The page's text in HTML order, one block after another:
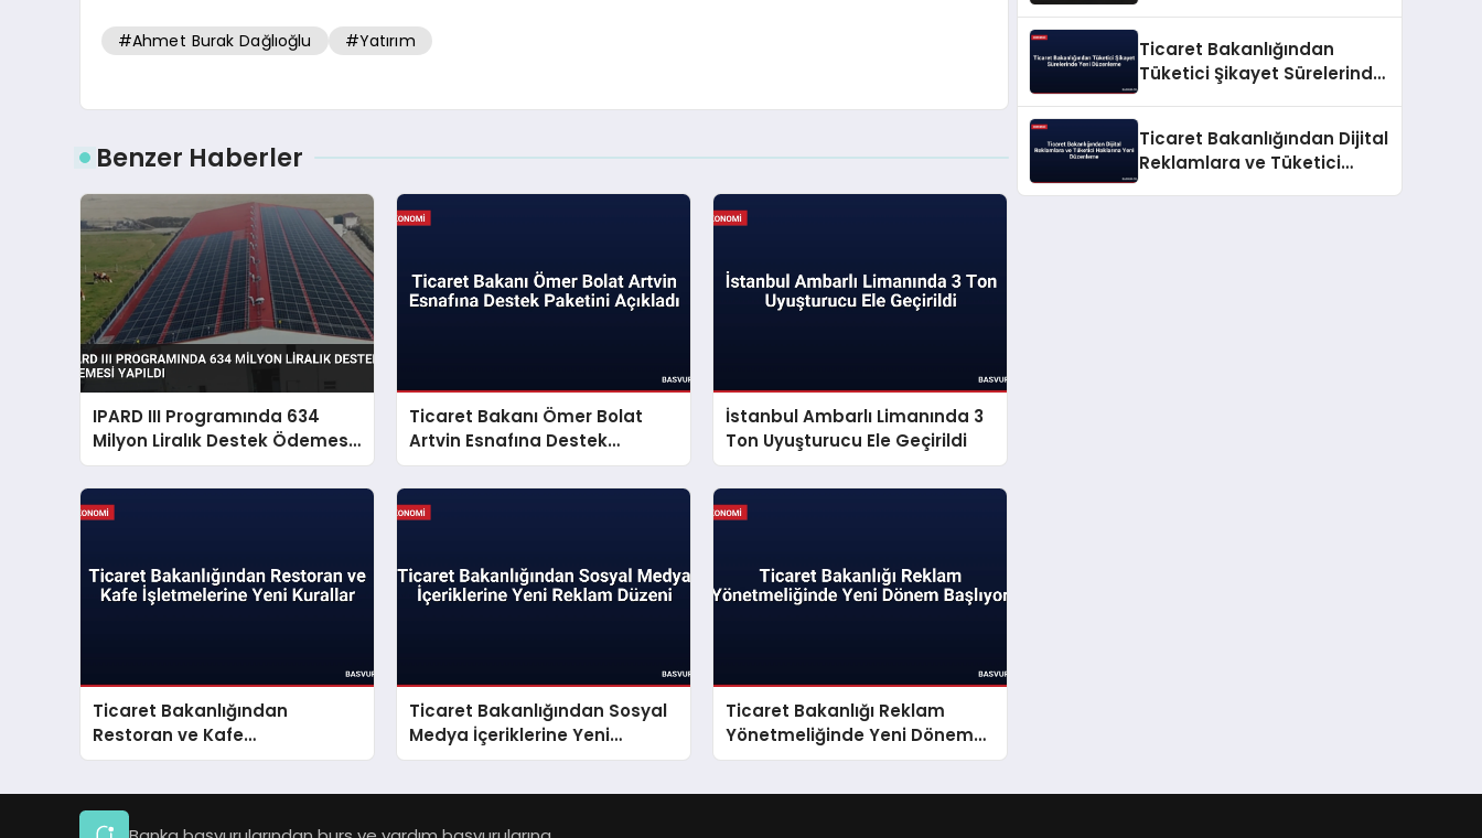
#Ahmet Burak Dağlıoğlu #Yatırım
Benzer Haberler
IPARD III Programında 634
Milyon Liralık Destek Ödemesi
Yapıldı
Ticaret Bakanı Ömer Bolat
Artvin Esnafına Destek
Paketini Açıkladı
İstanbul Ambarlı Limanında 3
Ton Uyuşturucu Ele Geçirildi
Ticaret Bakanlığından
Restoran ve Kafe
İşletmelerine Yeni Kurallar
Ticaret Bakanlığından Sosyal
Medya İçeriklerine Yeni
Reklam Düzeni
Ticaret Bakanlığı Reklam
Yönetmeliğinde Yeni Dönem
Başlıyor
Ticaret Bakanlığından
Tüketici Şikayet Sürelerinde
Ticaret Bakanlığından Dijital
Reklamlara ve Tüketici